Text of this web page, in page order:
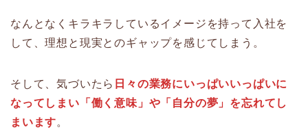
なんとなくキラキラしているイメージを持って入社を
して、理想と現実とのギャップを感じてしまう。
そして、気づいたら 日々の業務にいっぱいいっぱいに
なってしまい「働く意味」や「自分の夢」を忘れてし
まいます。